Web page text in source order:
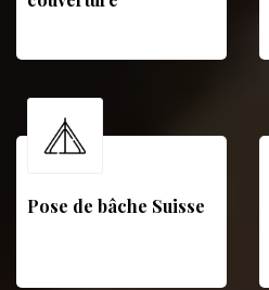
Pose de bâche Suisse